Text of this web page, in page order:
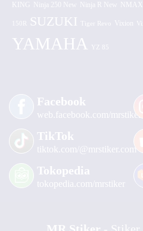
KING Ninja 250 New Ninja R New NMAX
150R SUZUKI Tiger Revo Vixion
YAMAHA YZ 85
Facebook
web.facebook.com/mrstiker
TikTok
tiktok.com/@mrstiker.com
Tokopedia
tokopedia.com/mrstiker